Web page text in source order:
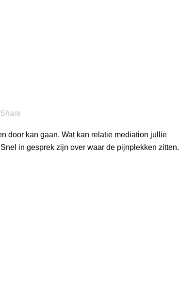
Share
door kan gaan. Wat kan relatie mediation jullie
in gesprek zijn over waar de pijnplekken zitten.